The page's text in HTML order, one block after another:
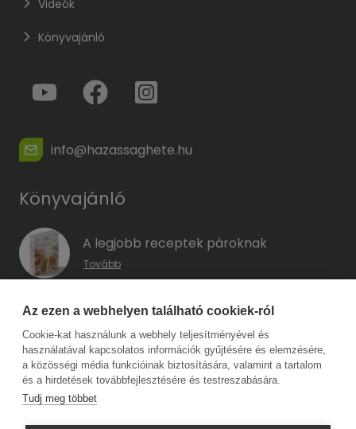
Videók
Könyvajánló
info@hazassaghete.hu
Könyvajánló
A legjobb receptek pároknak
Tovább
A hűség kódja – Hogyan előzd meg a
megcsalást, mielőtt még eszedbe jutott
volna?
Tovább
Copyright © 2026 Harmat Kiadó. Minden jog fenntartva.
Az ezen a webhelyen található cookiek-ról
Cookie-kat használunk a webhely teljesítményével és
használatával kapcsolatos információk gyűjtésére és elemzésére,
a közösségi média funkcióinak biztosítására, valamint a tartalom
és a hirdetések továbbfejlesztésére és testreszabására.
Tudj meg többet